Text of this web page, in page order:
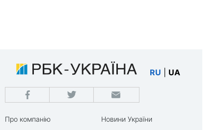
RU UA
Про компанію
Новини України